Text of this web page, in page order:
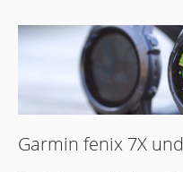
Garmin fenix 7X